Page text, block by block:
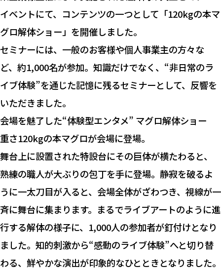
イベントにて、コンテンツの一つとして「120kgの本マ
グロ解体ショー」を開催しました。
セミナーには、一般のお客様や個人事業主の方々な
ど、約1,000名が参加。知識だけでなく、“非日常のラ
イブ体験”を通じた記憶に残るセミナーとして、反響を
いただきました。
会場を魅了した“体験型エンタメ” マグロ解体ショー
重さ120kgの本マグロが会場に登場。
舞台上に設置された特設台にその巨体が横たわると、
熟練の職人が大ぶりの包丁を手に登場。静寂を破るよ
うに一太刀目が入ると、会場全体がざわつき、視線が一
斉に舞台に集まります。まるでライブアートのように進
行する解体の様子に、1,000人の参加者が釘付けとなり
ました。知的刺激から“感動のライブ体験”へと切り替
わる、鮮やかな演出が印象的なひとときとなりました。